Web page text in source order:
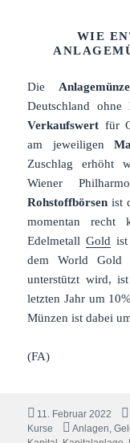
WIE
Die Anlagemünze
Deutschland ohne
Verkaufswert für
am jeweiligen
Zuschlag erhöht
Wiener
Rohstoffbörsen ist
momentan recht
EdelmetallGold
dem World
unterstützt wird,
letzten Jahr um
Münzen ist dabei
(FA)
Veröffentlicht
am
11. Februar 2022
Kurse
Schlagwörter
Anlagen,